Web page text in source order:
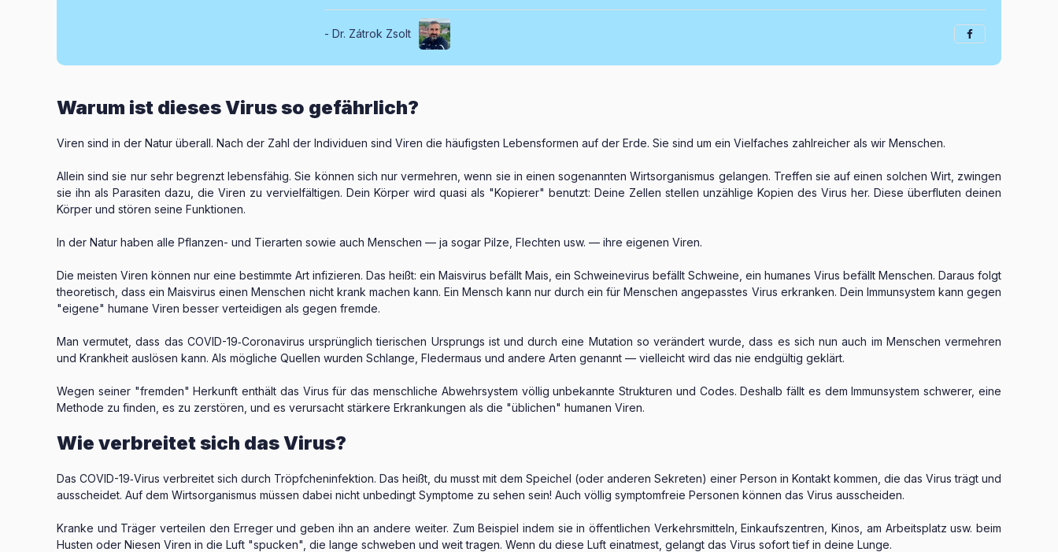
Dr. Zátrok Zsolt
Warum ist dieses Virus so gefährlich?
Viren sind in der Natur überall. Nach der Zahl der Individuen sind Viren die häufigsten Lebensformen auf der Erde. Sie sind um ein Vielfaches zahlreicher als wir Menschen.
Allein sind sie nur sehr begrenzt lebensfähig. Sie können sich nur vermehren, wenn sie in einen sogenannten Wirtsorganismus gelangen. Treffen sie auf einen solchen Wirt, zwingen
sie ihn als Parasiten dazu, die Viren zu vervielfältigen. Dein Körper wird quasi als "Kopierer" benutzt: Deine Zellen stellen unzählige Kopien des Virus her. Diese überfluten deinen
Körper und stören seine Funktionen.
In der Natur haben alle Pflanzen- und Tierarten sowie auch Menschen — ja sogar Pilze, Flechten usw. — ihre eigenen Viren.
Die meisten Viren können nur eine bestimmte Art infizieren. Das heißt: ein Maisvirus befällt Mais, ein Schweinevirus befällt Schweine, ein humanes Virus befällt Menschen. Daraus folgt
theoretisch, dass ein Maisvirus einen Menschen nicht krank machen kann. Ein Mensch kann nur durch ein für Menschen angepasstes Virus erkranken. Dein Immunsystem kann gegen
"eigene" humane Viren besser verteidigen als gegen fremde.
Man vermutet, dass das COVID-19‑Coronavirus ursprünglich tierischen Ursprungs ist und durch eine Mutation so verändert wurde, dass es sich nun auch im Menschen vermehren
und Krankheit auslösen kann. Als mögliche Quellen wurden Schlange, Fledermaus und andere Arten genannt — vielleicht wird das nie endgültig geklärt.
Wegen seiner "fremden" Herkunft enthält das Virus für das menschliche Abwehrsystem völlig unbekannte Strukturen und Codes. Deshalb fällt es dem Immunsystem schwerer, eine
Methode zu finden, es zu zerstören, und es verursacht stärkere Erkrankungen als die "üblichen" humanen Viren.
Wie verbreitet sich das Virus?
Das COVID-19‑Virus verbreitet sich durch Tröpfcheninfektion. Das heißt, du musst mit dem Speichel (oder anderen Sekreten) einer Person in Kontakt kommen, die das Virus trägt und
ausscheidet. Auf dem Wirtsorganismus müssen dabei nicht unbedingt Symptome zu sehen sein! Auch völlig symptomfreie Personen können das Virus ausscheiden.
Kranke und Träger verteilen den Erreger und geben ihn an andere weiter. Zum Beispiel indem sie in öffentlichen Verkehrsmitteln, Einkaufszentren, Kinos, am Arbeitsplatz usw. beim
Husten oder Niesen Viren in die Luft "spucken", die lange schweben und weit tragen. Wenn du diese Luft einatmest, gelangt das Virus sofort tief in deine Lunge.